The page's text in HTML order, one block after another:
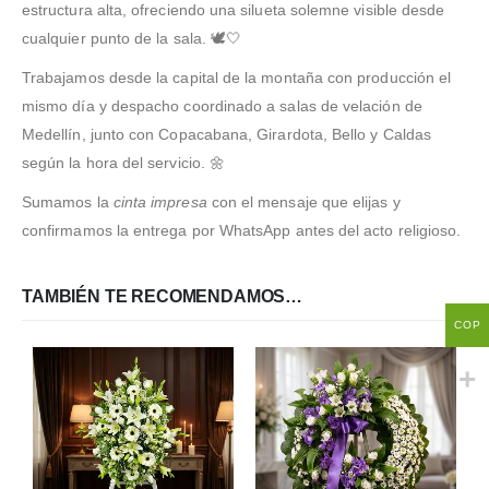
estructura alta, ofreciendo una silueta solemne visible desde
cualquier punto de la sala. 🕊️🤍
Trabajamos desde la capital de la montaña con producción el
mismo día y despacho coordinado a salas de velación de
Medellín, junto con Copacabana, Girardota, Bello y Caldas
según la hora del servicio. 🌼
Sumamos la cinta impresa con el mensaje que elijas y
confirmamos la entrega por WhatsApp antes del acto religioso.
TAMBIÉN TE RECOMENDAMOS…
COP